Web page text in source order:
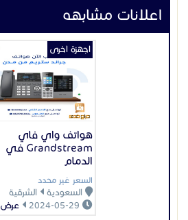
اعلانات مشابهه
هواتف واي فاي
Grandstream في
الدمام
السعر غير محدد
السعودية
الشرقية
عرض
اجهزة اخرى